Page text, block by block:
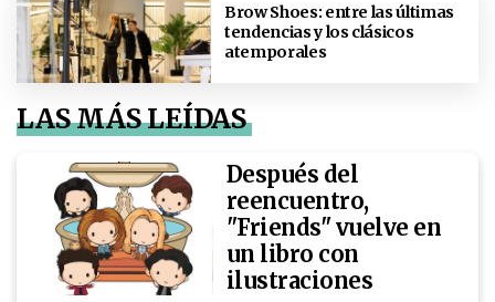
Brow Shoes: entre las últimas
tendencias y los clásicos
atemporales
LAS MÁS LEÍDAS
Después del
reencuentro,
"Friends" vuelve en
un libro con
ilustraciones